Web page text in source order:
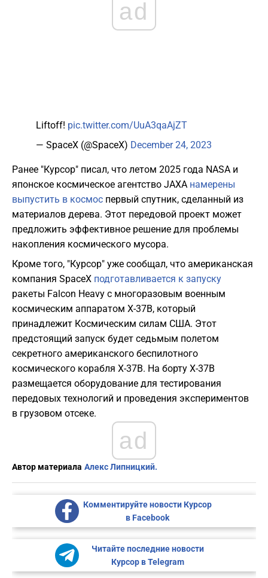
ad
Liftoff! pic.twitter.com/UuA3qaAjZT
— SpaceX (@SpaceX) December 24, 2023
Ранее "Курсор" писал, что летом 2025 года NASA и
японское космическое агентство JAXA намерены
выпустить в космос первый спутник, сделанный из
материалов дерева. Этот передовой проект может
предложить эффективное решение для проблемы
накопления космического мусора.
Кроме того, "Курсор" уже сообщал, что американская
компания SpaceX подготавливается к запуску
ракеты Falcon Heavy с многоразовым военным
космическим аппаратом X-37B, который
принадлежит Космическим силам США. Этот
предстоящий запуск будет седьмым полетом
секретного американского беспилотного
космического корабля X-37B. На борту X-37B
размещается оборудование для тестирования
передовых технологий и проведения экспериментов
в грузовом отсеке.
ad
Автор материала Алекс Липницкий.
Комментируйте новости Курсор
в Facebook
Читайте последние новости
Курсор в Telegram